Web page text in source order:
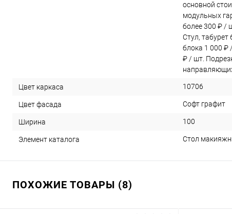
основной
модульных
более 300 ₽ /
Стул,
блока 1 000 ₽
₽ / шт.
Цвет каркаса 10706
Цвет фасада Софт графит
Ширина 100
Элемент каталога Стол
ПОХОЖИЕ ТОВАРЫ (8)